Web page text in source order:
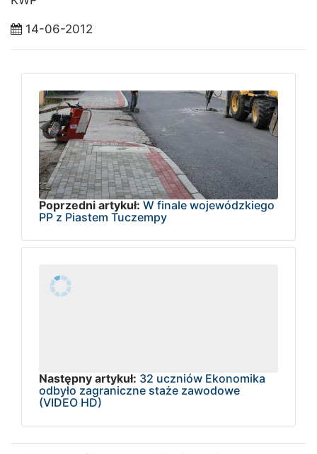
14-06-2012
Poprzedni artykuł: W finale wojewódzkiego
PP z Piastem Tuczempy
Następny artykuł: 32 uczniów Ekonomika
odbyło zagraniczne staże zawodowe
(VIDEO HD)